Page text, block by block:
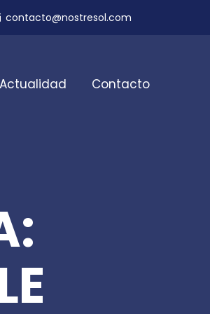
contacto@nostresol.com
Actualidad Contacto